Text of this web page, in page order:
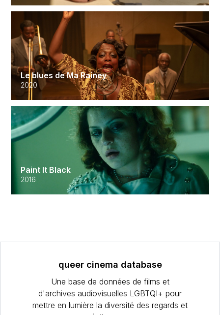
Le blues de Ma Rainey
2020
Paint It Black
2016
queer cinema database
Une base de données de films et
d'archives audiovisuelles LGBTQI+ pour
mettre en lumière la diversité des regards et